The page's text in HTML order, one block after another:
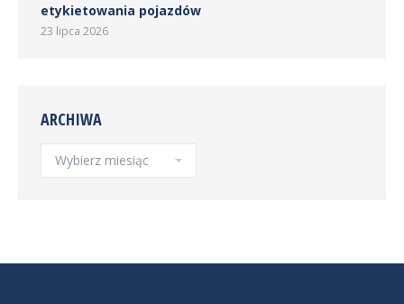
etykietowania pojazdów
23 lipca 2026
ARCHIWA
Archiwa